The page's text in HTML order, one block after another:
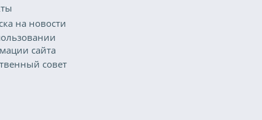
на новости
сайта
совет